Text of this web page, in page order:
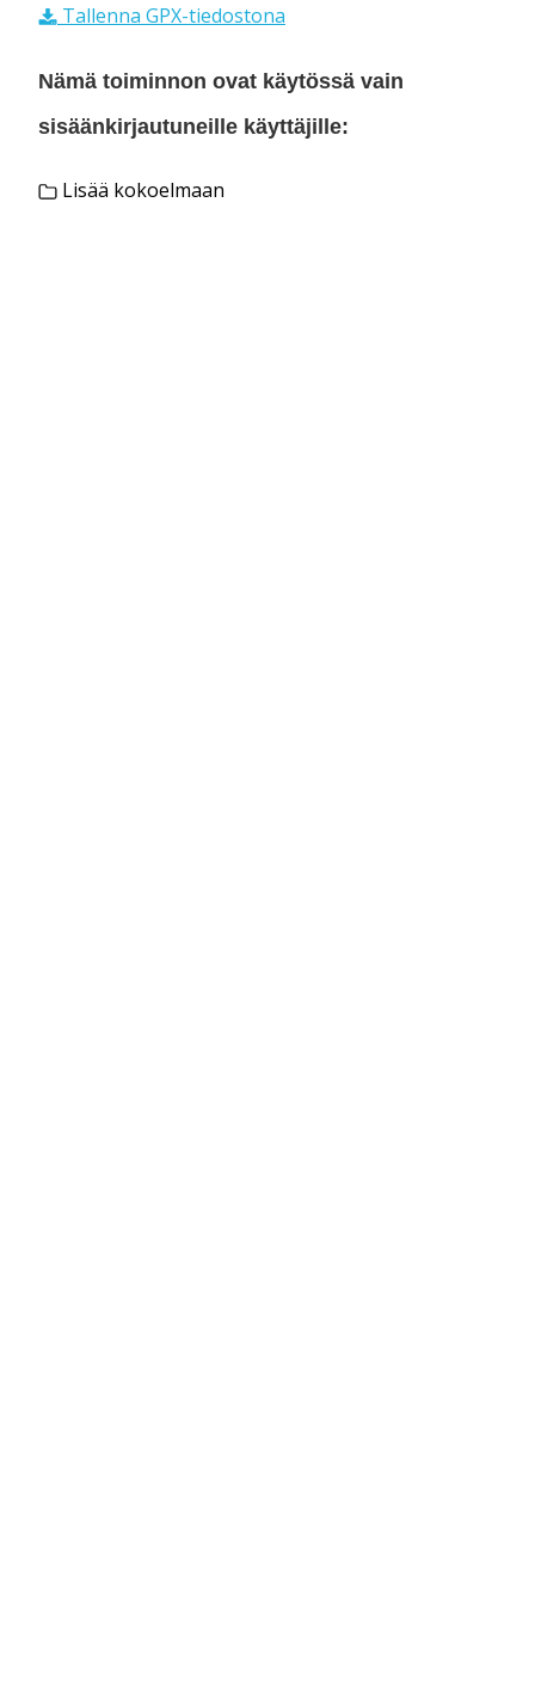
Tallenna GPX-tiedostona
Nämä toiminnon ovat käytössä vain
sisäänkirjautuneille käyttäjille:
Lisää kokoelmaan